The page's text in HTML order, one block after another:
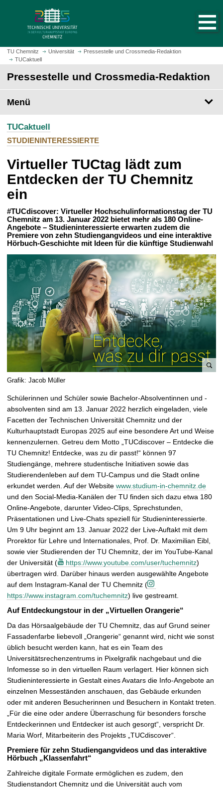
m
H
t
s
i
e
a
u
f
r
u
f
e
n
TU Chemnitz Universität
Pressestelle und Crossmedia-Redaktion
TUCaktuell
Pressestelle und Crossmedia-Redaktion
Menü
TUCaktuell
STUDIENINTERESSIERTE
Virtueller TUCtag lädt zum
Entdecken der TU Chemnitz
ein
#TUCdiscover: Virtueller Hochschulinformationstag der TU
Chemnitz am 13. Januar 2022 bietet mehr als 180 Online-
Angebote – Studieninteressierte erwarten zudem die
Premiere von zehn Studiengangvideos und eine interaktive
Hörbuch-Geschichte mit Ideen für die künftige Studienwahl
l
d
v
e
r
g
r
ö
ß
e
r
n
Grafik: Jacob Müller
Schülerinnen und Schüler sowie Bachelor-Absolventinnen und -
absolventen sind am 13. Januar 2022 herzlich eingeladen, viele
Facetten der Technischen Universität Chemnitz und der
Kulturhauptstadt Europas 2025 auf eine besondere Art und Weise
kennenzulernen. Getreu dem Motto „TUCdiscover – Entdecke die
TU Chemnitz! Entdecke, was zu dir passt!“ können 97
Studiengänge, mehrere studentische Initiativen sowie das
Studierendenleben auf dem TU-Campus und die Stadt online
erkundet werden.Auf der Website www.studium-in-chemnitz.de
und den Social-Media-Kanälen der TU finden sich dazu etwa 180
Online-Angebote, darunter Video-Clips, Sprechstunden,
Präsentationen und Live-Chats speziell für Studieninteressierte.
Um 9 Uhr beginnt am 13. Januar 2022 der Live-Auftakt mit dem
Prorektor für Lehre und Internationales, Prof. Dr. Maximilian Eibl,
sowie vier Studierenden der TU Chemnitz, der im YouTube-Kanal
der Universität (
https://www.youtube.com/user/tuchemnitz)
übertragen wird. Darüber hinaus werden ausgewählte Angebote
auf dem Instagram-Kanal der TU Chemnitz (
https://www.instagram.com/tuchemnitz) live gestreamt.
Auf Entdeckungstour in der „Virtuellen Orangerie“
Da das Hörsaalgebäude der TU Chemnitz, das auf Grund seiner
Fassadenfarbe liebevoll „Orangerie“ genannt wird, nicht wie sonst
üblich besucht werden kann, hat es ein Team des
Universitätsrechenzentrums in Pixelgrafik nachgebaut und die
Infomesse so in den virtuellen Raum verlagert. Hier können sich
Studieninteressierte in Gestalt eines Avatars die Info-Angebote an
einzelnen Messeständen anschauen, das Gebäude erkunden
oder mit anderen Besucherinnen und Besuchern in Kontakt treten.
„Für die eine oder andere Überraschung für besonders forsche
Entdeckerinnen und Entdecker ist auch gesorgt“, verspricht Dr.
Maria Worf, Mitarbeiterin des Projekts „TUCdiscover“.
Premiere für zehn Studiengangvideos und das interaktive
Hörbuch „Klassenfahrt“
Zahlreiche digitale Formate ermöglichen es zudem, den
Studienstandort Chemnitz und die Universität auch vom